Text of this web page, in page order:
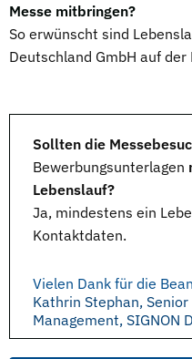
Messe mitbringen?
So erwünscht sind
Deutschland GmbH auf der
Sollten die
Bewerbungsunterlagen
Lebenslauf?
Ja, mindestens ein
Kontaktdaten.
Vielen Dank für die
Kathrin Stephan,
Management, SIGNON